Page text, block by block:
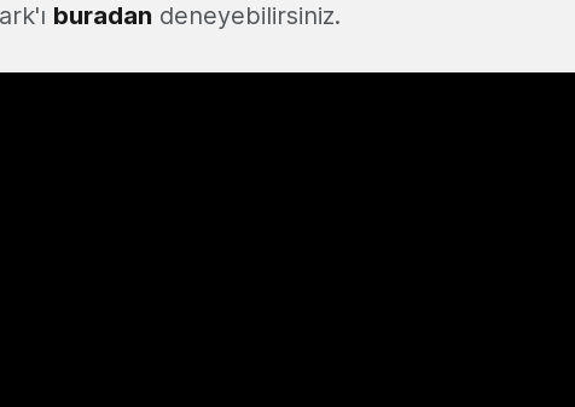
buradan deneyebilirsiniz.